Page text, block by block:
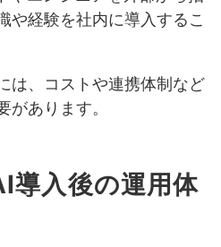
や経験を社内に導入するこ
は、コストや連携体制など
があります。
導入後の運用体